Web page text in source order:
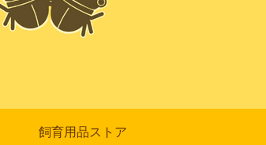
飼育用品ストア